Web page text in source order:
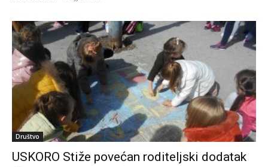
Društvo
USKORO Stiže povećan roditeljski dodatak